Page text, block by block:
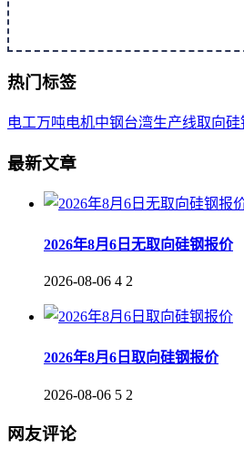
热门标签
电工万吨电机中钢台湾生产线取向硅
最新文章
2026年8月6日无取向硅钢报价
2026-08-06 4 2
2026年8月6日取向硅钢报价
2026-08-06 5 2
网友评论